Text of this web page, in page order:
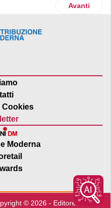
si espande in Piemonte
Articolo
Avanti
Cookies
Moderna
© 2026 - Editore:Edra